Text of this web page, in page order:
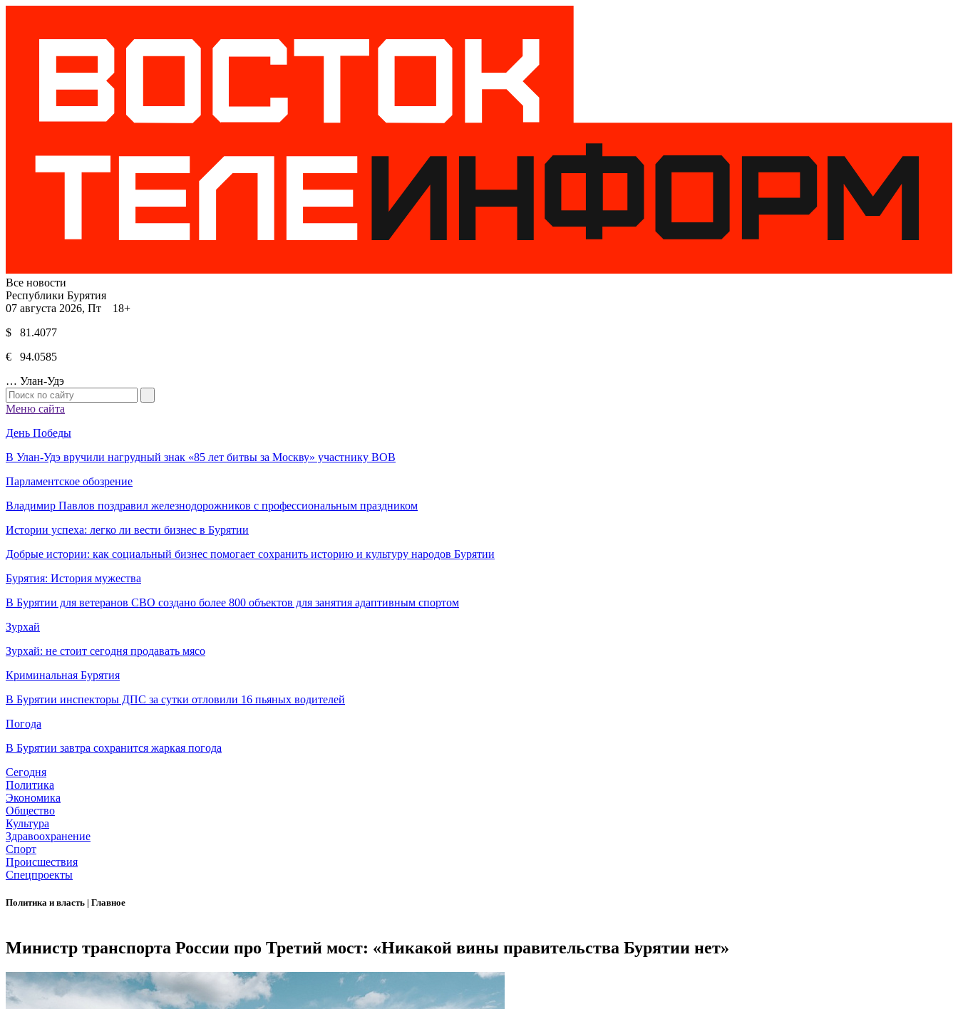
Все новости
Республики Бурятия
07 августа 2026, Пт 18+
$ 81.4077
€ 94.0585
… Улан-Удэ
Меню сайта
День Победы
В Улан-Удэ вручили нагрудный знак «85 лет битвы за Москву» участнику ВОВ
Парламентское обозрение
Владимир Павлов поздравил железнодорожников с профессиональным праздником
Истории успеха: легко ли вести бизнес в Бурятии
Добрые истории: как социальный бизнес помогает сохранить историю и культуру народов Бурятии
Бурятия: История мужества
В Бурятии для ветеранов СВО создано более 800 объектов для занятия адаптивным спортом
Зурхай
Зурхай: не стоит сегодня продавать мясо
Криминальная Бурятия
В Бурятии инспекторы ДПС за сутки отловили 16 пьяных водителей
Погода
В Бурятии завтра сохранится жаркая погода
Сегодня
Политика
Экономика
Общество
Культура
Здравоохранение
Спорт
Происшествия
Спецпроекты
Политика и власть | Главное
Министр транспорта России про Третий мост: «Никакой вины правительства Бурятии нет»